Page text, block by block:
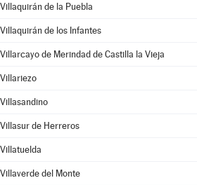
Villaquirán de la Puebla
Villaquirán de los Infantes
Villarcayo de Merindad de Castilla la Vieja
Villariezo
Villasandino
Villasur de Herreros
Villatuelda
Villaverde del Monte